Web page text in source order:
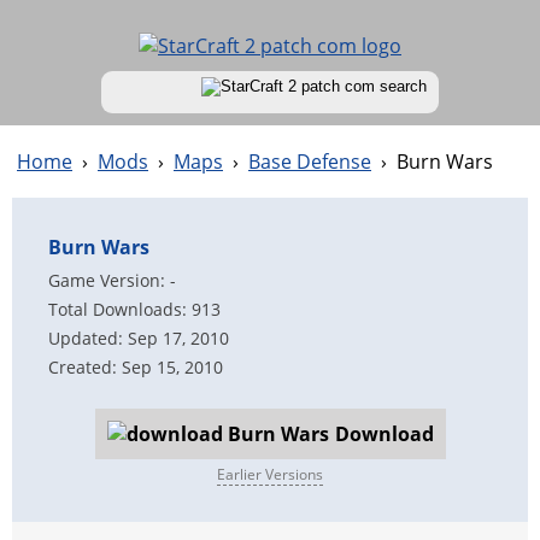
Home › Mods › Maps › Base Defense › Burn Wars
Burn Wars
Game Version: -
Total Downloads: 913
Updated: Sep 17, 2010
Created: Sep 15, 2010
Download
Earlier Versions